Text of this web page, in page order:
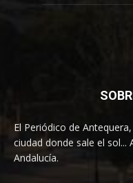
El Periódico de
ciudad donde sale el sol...
Andalucía.